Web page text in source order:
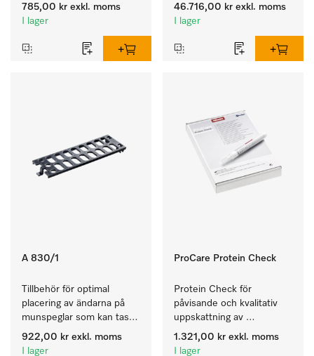
785,00 kr exkl. moms
I lager
företagskök, pentryn och
46.716,00 kr exkl. moms
I lager
A 830/1
Tillbehör för optimal
placering av ändarna på
munspeglar som kan tas
isär.
922,00 kr exkl. moms
I lager
ProCare Protein Check
Protein Check för
påvisande och kvalitativ
uppskattning av
eventuella processrester.
1.321,00 kr exkl. moms
I lager